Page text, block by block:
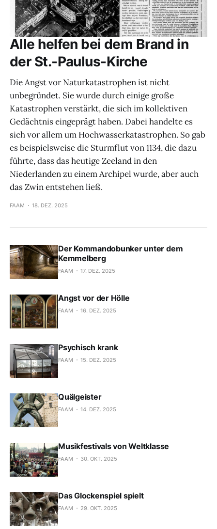
Alle helfen bei dem Brand in
der St.-Paulus-Kirche
Die Angst vor Naturkatastrophen ist nicht
unbegründet. Sie wurde durch einige große
Katastrophen verstärkt, die sich im kollektiven
Gedächtnis eingeprägt haben. Dabei handelte es
sich vor allem um Hochwasserkatastrophen. So gab
es beispielsweise die Sturmflut von 1134, die dazu
führte, dass das heutige Zeeland in den
Niederlanden zu einem Archipel wurde, aber auch
das Zwin entstehen ließ.
FAAM 18. DEZ. 2025
Der Kommandobunker unter dem
Kemmelberg
FAAM 17. DEZ. 2025
Angst vor der Hölle
FAAM 16. DEZ. 2025
Psychisch krank
FAAM 15. DEZ. 2025
Quälgeister
FAAM 14. DEZ. 2025
Musikfestivals von Weltklasse
FAAM 30. OKT. 2025
Das Glockenspiel spielt
FAAM 29. OKT. 2025